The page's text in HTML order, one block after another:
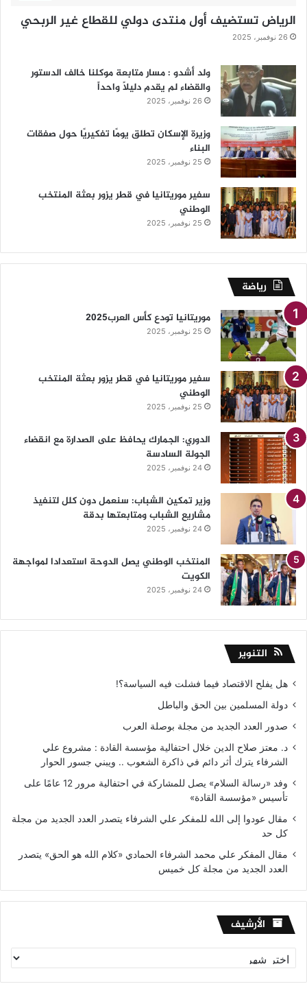
الرياض تستضيف أول منتدى دولي للقطاع غير الربحي
26 نوفمبر، 2025
ولد أشدو : مسار متابعة موكلنا خالف الدستور
والقضاء لم يقدم دليلاً واحداً
26 نوفمبر، 2025
وزيرة الإسكان تطلق يومًا تفكيريًا حول صفقات
البناء
25 نوفمبر، 2025
سفير موريتانيا في قطر يزور بعثة المنتخب
الوطني
25 نوفمبر، 2025
رياضة
موريتانيا تودع كأس العرب2025
25 نوفمبر، 2025
سفير موريتانيا في قطر يزور بعثة المنتخب
الوطني
25 نوفمبر، 2025
الدوري: الجمارك يحافظ على الصدارة مع انقضاء
الجولة السادسة
24 نوفمبر، 2025
وزير تمكين الشباب: سنعمل دون كلل لتنفيذ
مشاريع الشباب ومتابعتها بدقة
24 نوفمبر، 2025
المنتخب الوطني يصل الدوحة استعدادا لمواجهة
الكويت
24 نوفمبر، 2025
التنوير
هل يفلح الاقتصاد فيما فشلت فيه السياسة؟!
دولة المسلمين بين الحق والباطل
صدور العدد الجديد من مجلة بوصلة العرب
د. معتز صلاح الدين خلال احتفالية مؤسسة القادة : مشروع علي
الشرفاء يترك أثر دائم في ذاكرة الشعوب .. ويبني جسور الحوار
وفد «رسالة السلام» يصل للمشاركة في احتفالية مرور 12 عامًا على
تأسيس «مؤسسة القادة»
مقال عودوا إلى الله للمفكر علي الشرفاء يتصدر العدد الجديد من مجلة
كل حد
مقال المفكر علي محمد الشرفاء الحمادي «كلام الله هو الحق» يتصدر
العدد الجديد من مجلة كل خميس
الأرشيف الأرشيف